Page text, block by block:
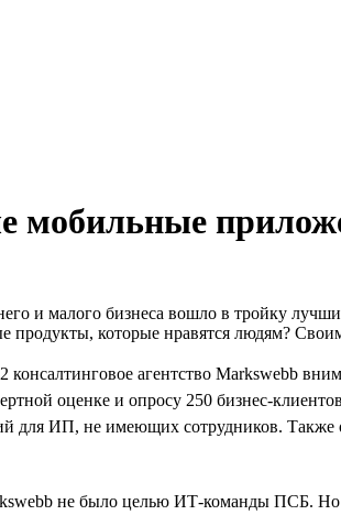
мобильные
и малого бизнеса вошло в тройку
продукты, которые нравятся людям?
агентство Markswebb
оценке и опросу 250 бизнес-
для ИП, не имеющих сотрудников. Также
не было целью ИТ-команды ПСБ.